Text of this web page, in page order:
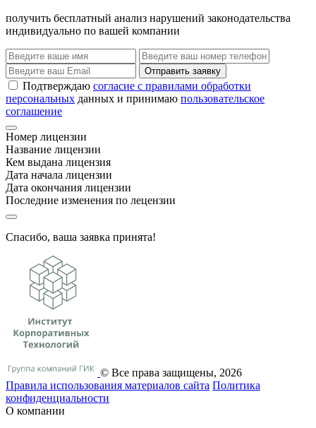
получить бесплатный анализ нарушений законодательства
индивидуально по вашей компании
Отправить заявку
Подтверждаю согласие с правилами обработки
персональных данных и принимаю пользовательское
соглашение
Номер лицензии
Название лицензии
Кем выдана лицензия
Дата начала лицензии
Дата окончания лицензии
Последние изменения по лецензии
Спасибо, ваша заявка принята!
© Все права защищены, 2026
Правила использования материалов сайта Политика
конфиденциальности
О компании